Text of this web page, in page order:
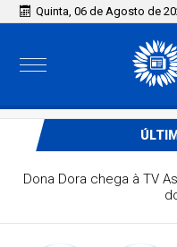
Quinta, 06 de Agosto de
PREFEITO DE PARAÍSO
MAIS UM EVENTO A